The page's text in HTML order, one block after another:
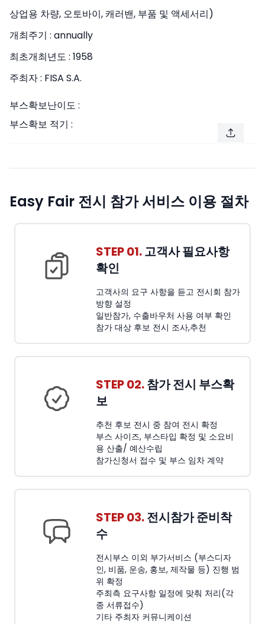
상업용 차량, 오토바이, 캐러밴, 부품 및 액세서리)
개최주기 : annually
최초개최년도 : 1958
주최자 : FISA S.A.
부스확보난이도 :
부스확보 적기 :
Easy Fair 전시 참가 서비스 이용 절차
STEP 01.고객사 필요사항
확인
고객사의 요구 사항을 듣고 전시회 참가
방향 설정
일반참가, 수출바우처 사용 여부 확인
참가 대상 후보 전시 조사,추천
STEP 02.참가 전시 부스확
보
추천 후보 전시 중 참여 전시 확정
부스 사이즈, 부스타입 확정 및 소요비
용 산출/ 예산수립
참가신청서 접수 및 부스 임차 계약
STEP 03.전시참가 준비착
수
전시부스 이외 부가서비스 (부스디자
인, 비품, 운송, 홍보, 제작물 등) 진행 범
위 확정
주최측 요구사항 일정에 맞춰 처리(각
종 서류접수)
기타 주최자 커뮤니케이션